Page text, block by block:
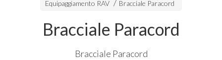
Equipaggiamento RAV Bracciale Paracord
Bracciale Paracord
Bracciale Paracord